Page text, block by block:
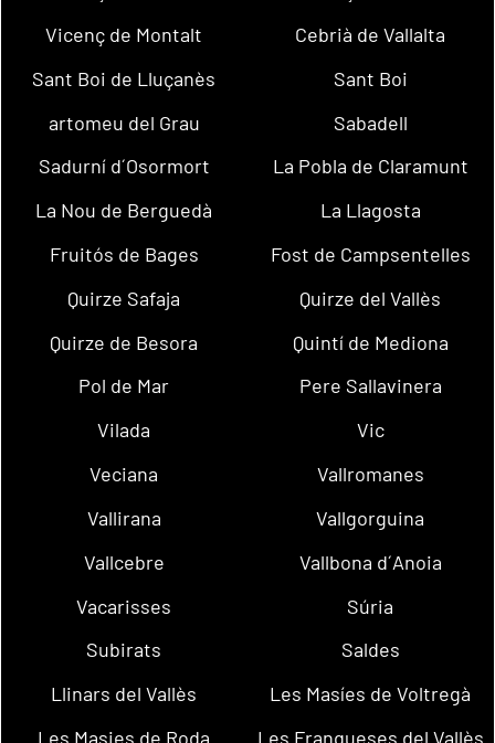
Vicenç de Montalt
Cebrià de Vallalta
Sant Boi de Lluçanès
Sant Boi
artomeu del Grau
Sabadell
Sadurní d´Osormort
La Pobla de Claramunt
La Nou de Berguedà
La Llagosta
Fruitós de Bages
Fost de Campsentelles
Quirze Safaja
Quirze del Vallès
Quirze de Besora
Quintí de Mediona
Pol de Mar
Pere Sallavinera
Vilada
Vic
Veciana
Vallromanes
Vallirana
Vallgorguina
Vallcebre
Vallbona d´Anoia
Vacarisses
Súria
Subirats
Saldes
Llinars del Vallès
Les Masíes de Voltregà
Les Masies de Roda
Les Franqueses del Vallès